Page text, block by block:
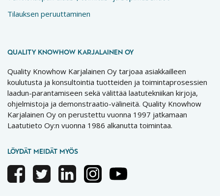
Tilauksen peruuttaminen
QUALITY KNOWHOW KARJALAINEN OY
Quality Knowhow Karjalainen Oy tarjoaa asiakkailleen
koulutusta ja konsultointia tuotteiden ja toimintaprosessien
laadun-parantamiseen sekä välittää laatutekniikan kirjoja,
ohjelmistoja ja demonstraatio-välineitä. Quality Knowhow
Karjalainen Oy on perustettu vuonna 1997 jatkamaan
Laatutieto Oy:n vuonna 1986 alkanutta toimintaa.
LÖYDÄT MEIDÄT MYÖS
FacebookTwitter LinkedinInstagramYoutube